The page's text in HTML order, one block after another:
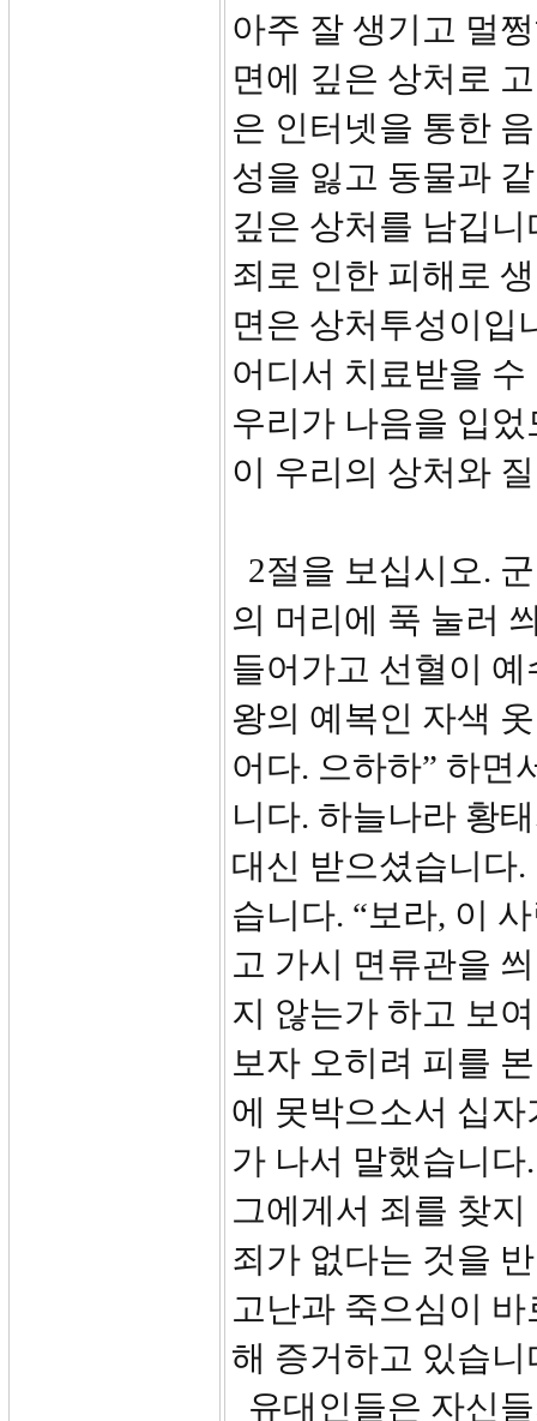
아주 잘 생기고 멀
면에 깊은 상처로
은 인터넷을 통한
성을 잃고 동물과
깊은 상처를 남깁
죄로 인한 피해로
면은 상처투성이입
어디서 치료받을
우리가 나음을 입
이 우리의 상처와
2절을 보십시오.
의 머리에 푹 눌러
들어가고 선혈이
왕의 예복인 자색
어다. 으하하” 하면
니다. 하늘나라 황
대신 받으셨습니다
습니다. “보라, 이
고 가시 면류관을
지 않는가 하고 보
보자 오히려 피를
에 못박으소서 십
가 나서 말했습니
그에게서 죄를 찾
죄가 없다는 것을
고난과 죽으심이
해 증거하고 있습니
유대인들은 자신